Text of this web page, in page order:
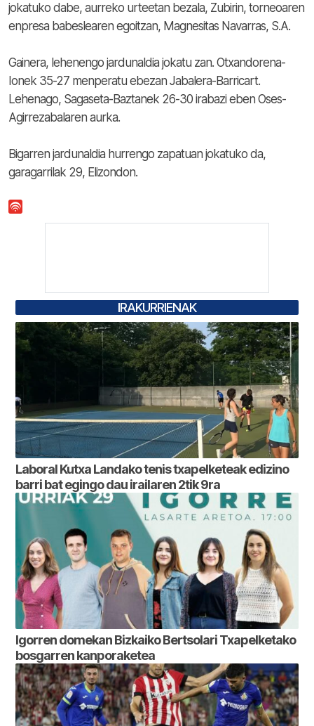
jokatuko dabe, aurreko urteetan bezala, Zubirin, torneoaren
enpresa babeslearen egoitzan, Magnesitas Navarras, S.A.
Gainera, lehenengo jardunaldia jokatu zan. Otxandorena-
Ionek 35-27 menperatu ebezan Jabalera-Barricart.
Lehenago, Sagaseta-Baztanek 26-30 irabazi eben Oses-
Agirrezabalaren aurka.
Bigarren jardunaldia hurrengo zapatuan jokatuko da,
garagarrilak 29, Elizondon.
IRAKURRIENAK
Laboral Kutxa Landako tenis txapelketeak edizino
barri bat egingo dau irailaren 2tik 9ra
Igorren domekan Bizkaiko Bertsolari Txapelketako
bosgarren kanporaketea